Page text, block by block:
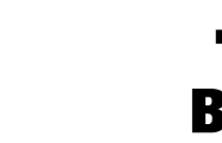
English